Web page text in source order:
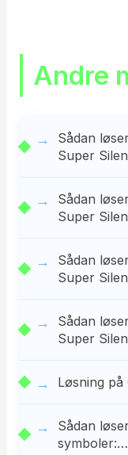
Andre
Sådan
Super
Sådan
Super
Sådan
Super
Sådan
Super
Løsning på
Sådan
symboler:…